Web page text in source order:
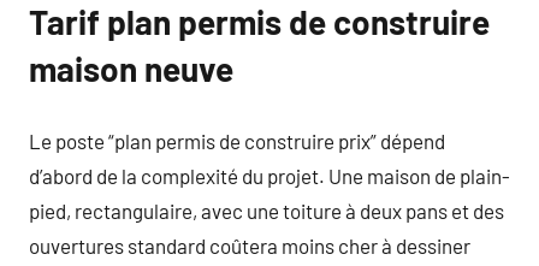
Tarif plan permis de construire
maison neuve
Le poste “plan permis de construire prix” dépend
d’abord de la complexité du projet. Une maison de plain-
pied, rectangulaire, avec une toiture à deux pans et des
ouvertures standard coûtera moins cher à dessiner